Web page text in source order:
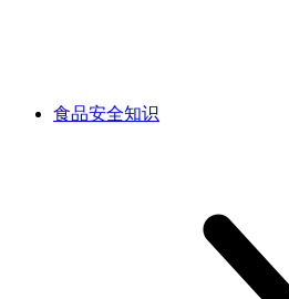
食品安全知识